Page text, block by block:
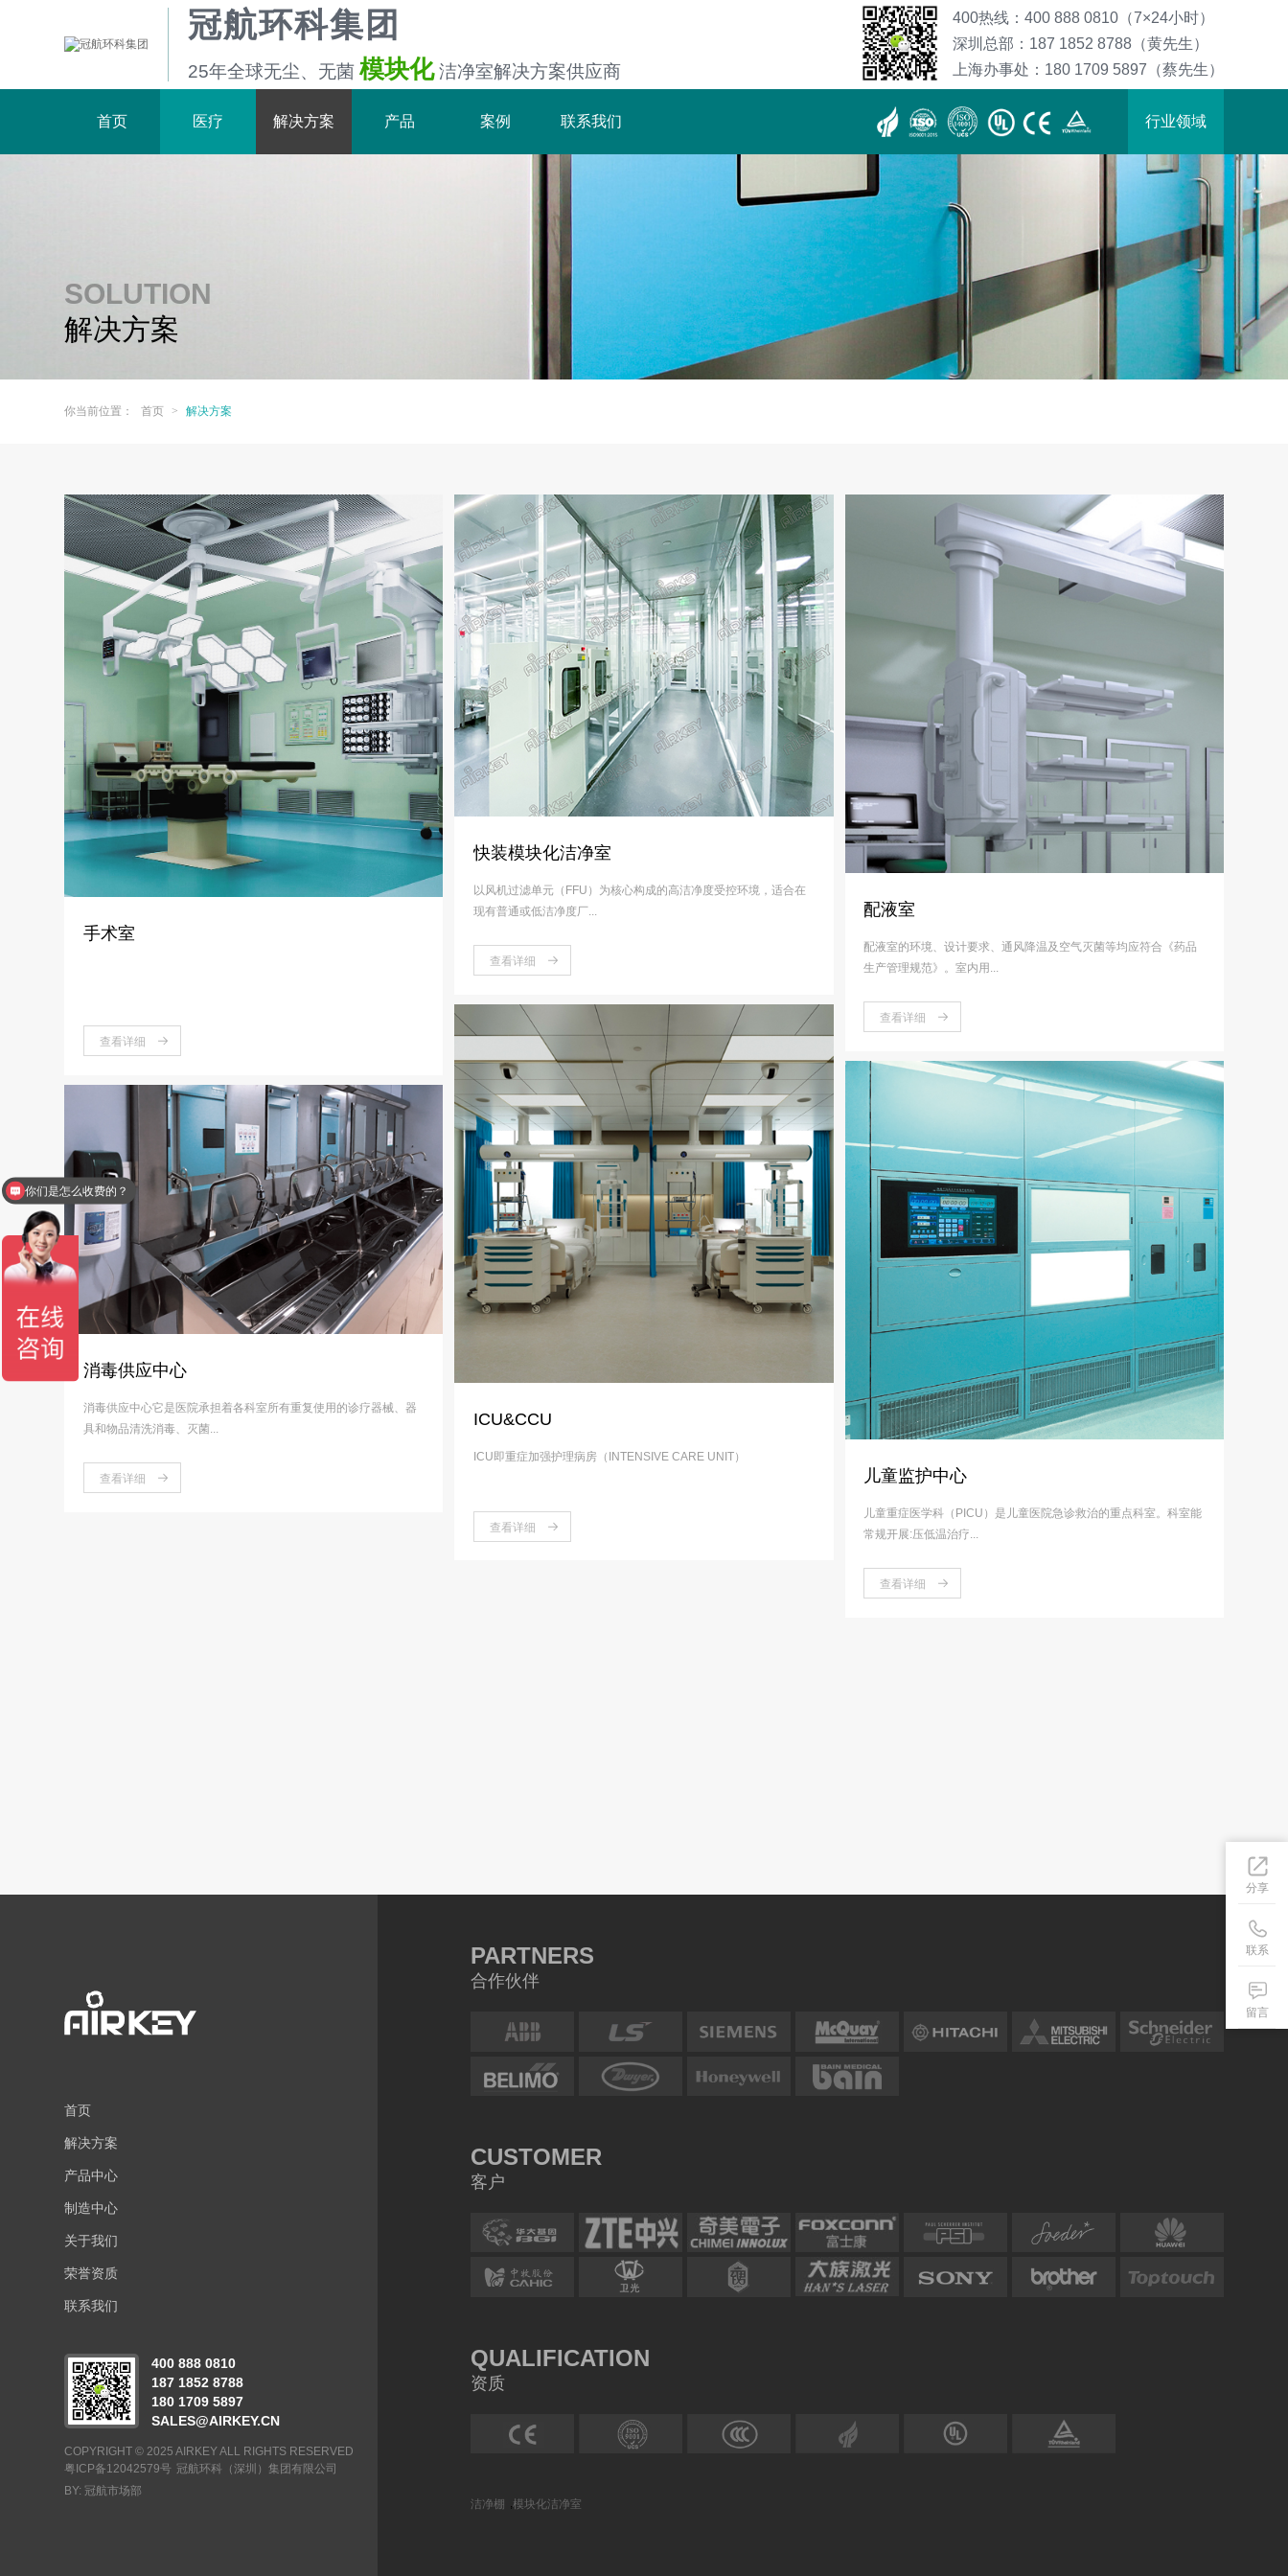
冠航环科集团
25年全球无尘、无菌 模块化 洁净室解决方案供应商
400热线：400 888 0810（7×24小时）
深圳总部：187 1852 8788（黄先生）
上海办事处：180 1709 5897（蔡先生）
首页 医疗 解决方案 产品 案例 联系我们 行业领域
SOLUTION
解决方案
你当前位置： 首页 > 解决方案
手术室
查看详细
消毒供应中心
消毒供应中心它是医院承担着各科室所有重复使用的诊疗器械、器
具和物品清洗消毒、灭菌...
查看详细
快装模块化洁净室
以风机过滤单元（FFU）为核心构成的高洁净度受控环境，适合在
现有普通或低洁净度厂...
查看详细
ICU&CCU
ICU即重症加强护理病房（INTENSIVE CARE UNIT）
查看详细
配液室
配液室的环境、设计要求、通风降温及空气灭菌等均应符合《药品
生产管理规范》。室内用...
查看详细
儿童监护中心
儿童重症医学科（PICU）是儿童医院急诊救治的重点科室。科室能
常规开展:压低温治疗...
查看详细
首页
解决方案
产品中心
制造中心
关于我们
荣誉资质
联系我们
400 888 0810
187 1852 8788
180 1709 5897
SALES@AIRKEY.CN
COPYRIGHT © 2025 AIRKEY ALL RIGHTS RESERVED
粤ICP备12042579号 冠航环科（深圳）集团有限公司
BY: 冠航市场部
PARTNERS
合作伙伴
CUSTOMER
客户
QUALIFICATION
资质
洁净棚 ,模块化洁净室
分享
联系
留言
你们是怎么收费的？
现在有优惠活动么？